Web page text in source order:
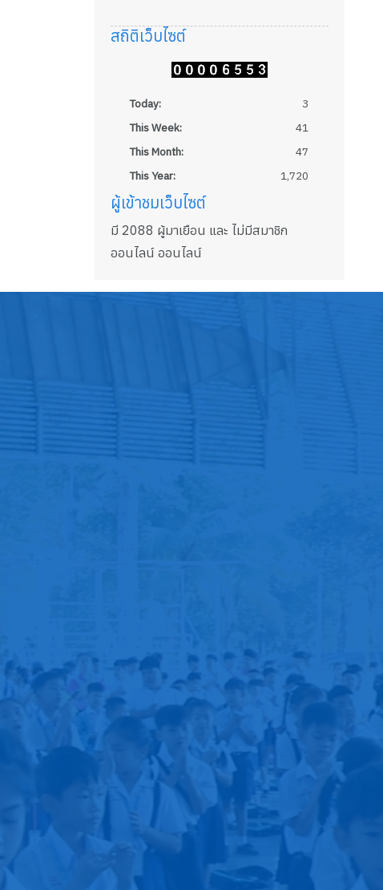
สถิติเว็บไซต์
Today:
3
This Week:
41
This Month:
47
This Year:
1,720
ผู้เข้าชมเว็บไซต์
มี 2088 ผู้มาเยือน และ ไม่มีสมาชิก
ออนไลน์ ออนไลน์